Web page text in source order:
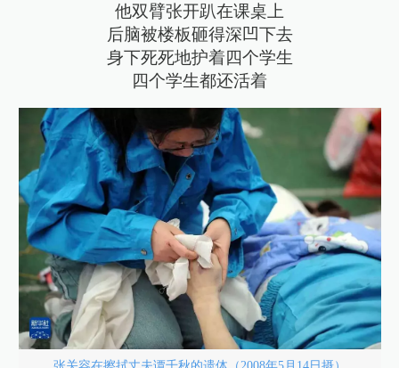
他双臂张开趴在课桌上
后脑被楼板砸得深凹下去
身下死死地护着四个学生
四个学生都还活着
张关容在擦拭丈夫谭千秋的遗体（2008年5月14日摄）